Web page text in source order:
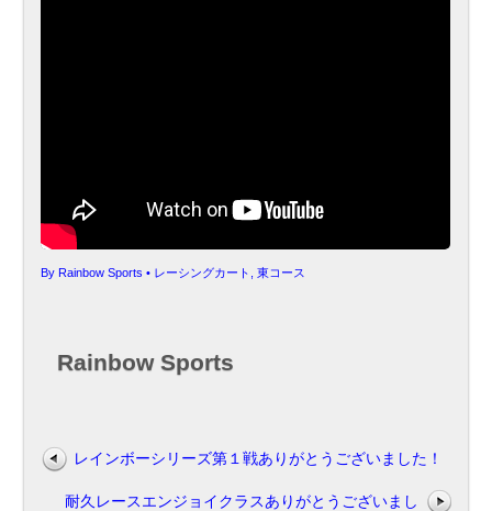
By Rainbow Sports • レーシングカート ,東コース
Rainbow Sports
レインボーシリーズ第１戦ありがとうございました！
耐久レースエンジョイクラスありがとうございまし